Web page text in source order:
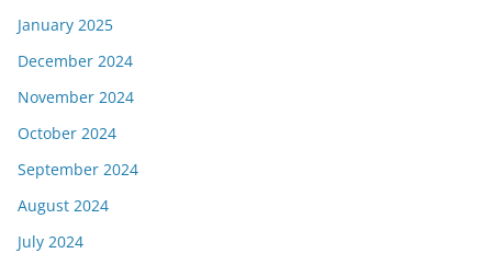
January 2025
December 2024
November 2024
October 2024
September 2024
August 2024
July 2024